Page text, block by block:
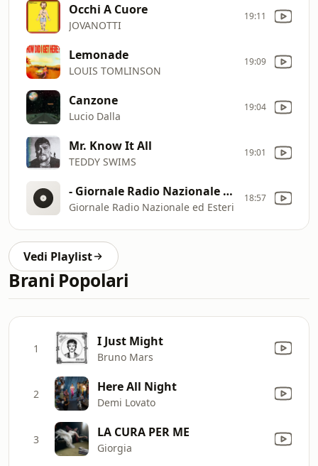
Occhi A Cuore
JOVANOTTI
19:11
Lemonade
LOUIS TOMLINSON
19:09
Canzone
Lucio Dalla
19:04
Mr. Know It All
TEDDY SWIMS
19:01
- Giornale Radio Nazionale ed Esteri
Giornale Radio Nazionale ed Esteri
18:57
Vedi Playlist
Brani Popolari
1 I Just Might
Bruno Mars
2 Here All Night
Demi Lovato
3 LA CURA PER ME
Giorgia